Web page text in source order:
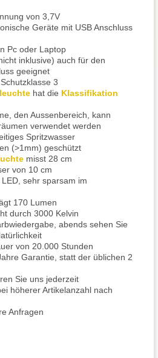
von 3,7V
Geräte mit USB Anschluss
Pc oder Laptop
inklusive) auch für den
geeignet
3
hat die Klassifikation
den Aussenbereich, kann
verwendet werden
Spritzwasser
(>1mm) geschützt
misst 28 cm
von 10 cm
sehr sparsam im
170 Lumen
durch 3000 Kelvin
abends sehen Sie
von 20.000 Stunden
Garantie, statt der üblichen 2
Sie uns jederzeit
höherer Artikelanzahl nach
Anfragen